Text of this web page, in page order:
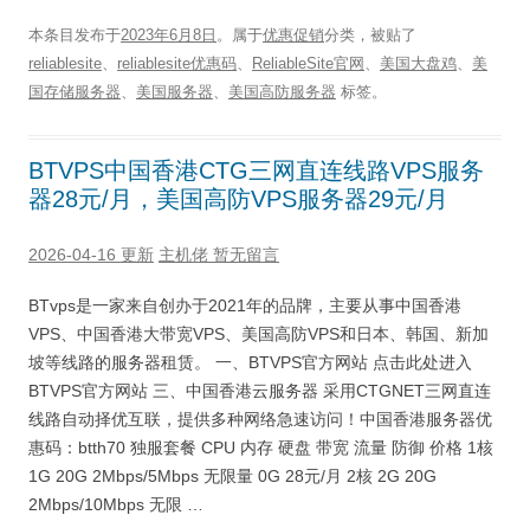
本条目发布于2023年6月8日 。属于优惠促销分类，被贴了
reliablesite、 reliablesite优惠码、 ReliableSite官网 、 美国大盘鸡、 美
国存储服务器、 美国服务器、 美国高防服务器 标签。
BTVPS中国香港CTG三网直连线路VPS服务
器28元/月，美国高防VPS服务器29元/月
2026-04-16 更新 主机佬 暂无留言
BTvps是一家来自创办于2021年的品牌，主要从事中国香港
VPS、中国香港大带宽VPS、美国高防VPS和日本、韩国、新加
坡等线路的服务器租赁。 一、BTVPS官方网站 点击此处进入
BTVPS官方网站 三、中国香港云服务器 采用CTGNET三网直连
线路自动择优互联，提供多种网络急速访问！中国香港服务器优
惠码：btth70 独服套餐 CPU 内存 硬盘 带宽 流量 防御 价格 1核
1G 20G 2Mbps/5Mbps 无限量 0G 28元/月 2核 2G 20G
2Mbps/10Mbps 无限 …